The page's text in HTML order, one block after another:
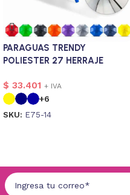
PARAGUAS TRENDY
POLIESTER 27 HERRAJE
$ 33.401 + IVA
+6
SKU: E75-14